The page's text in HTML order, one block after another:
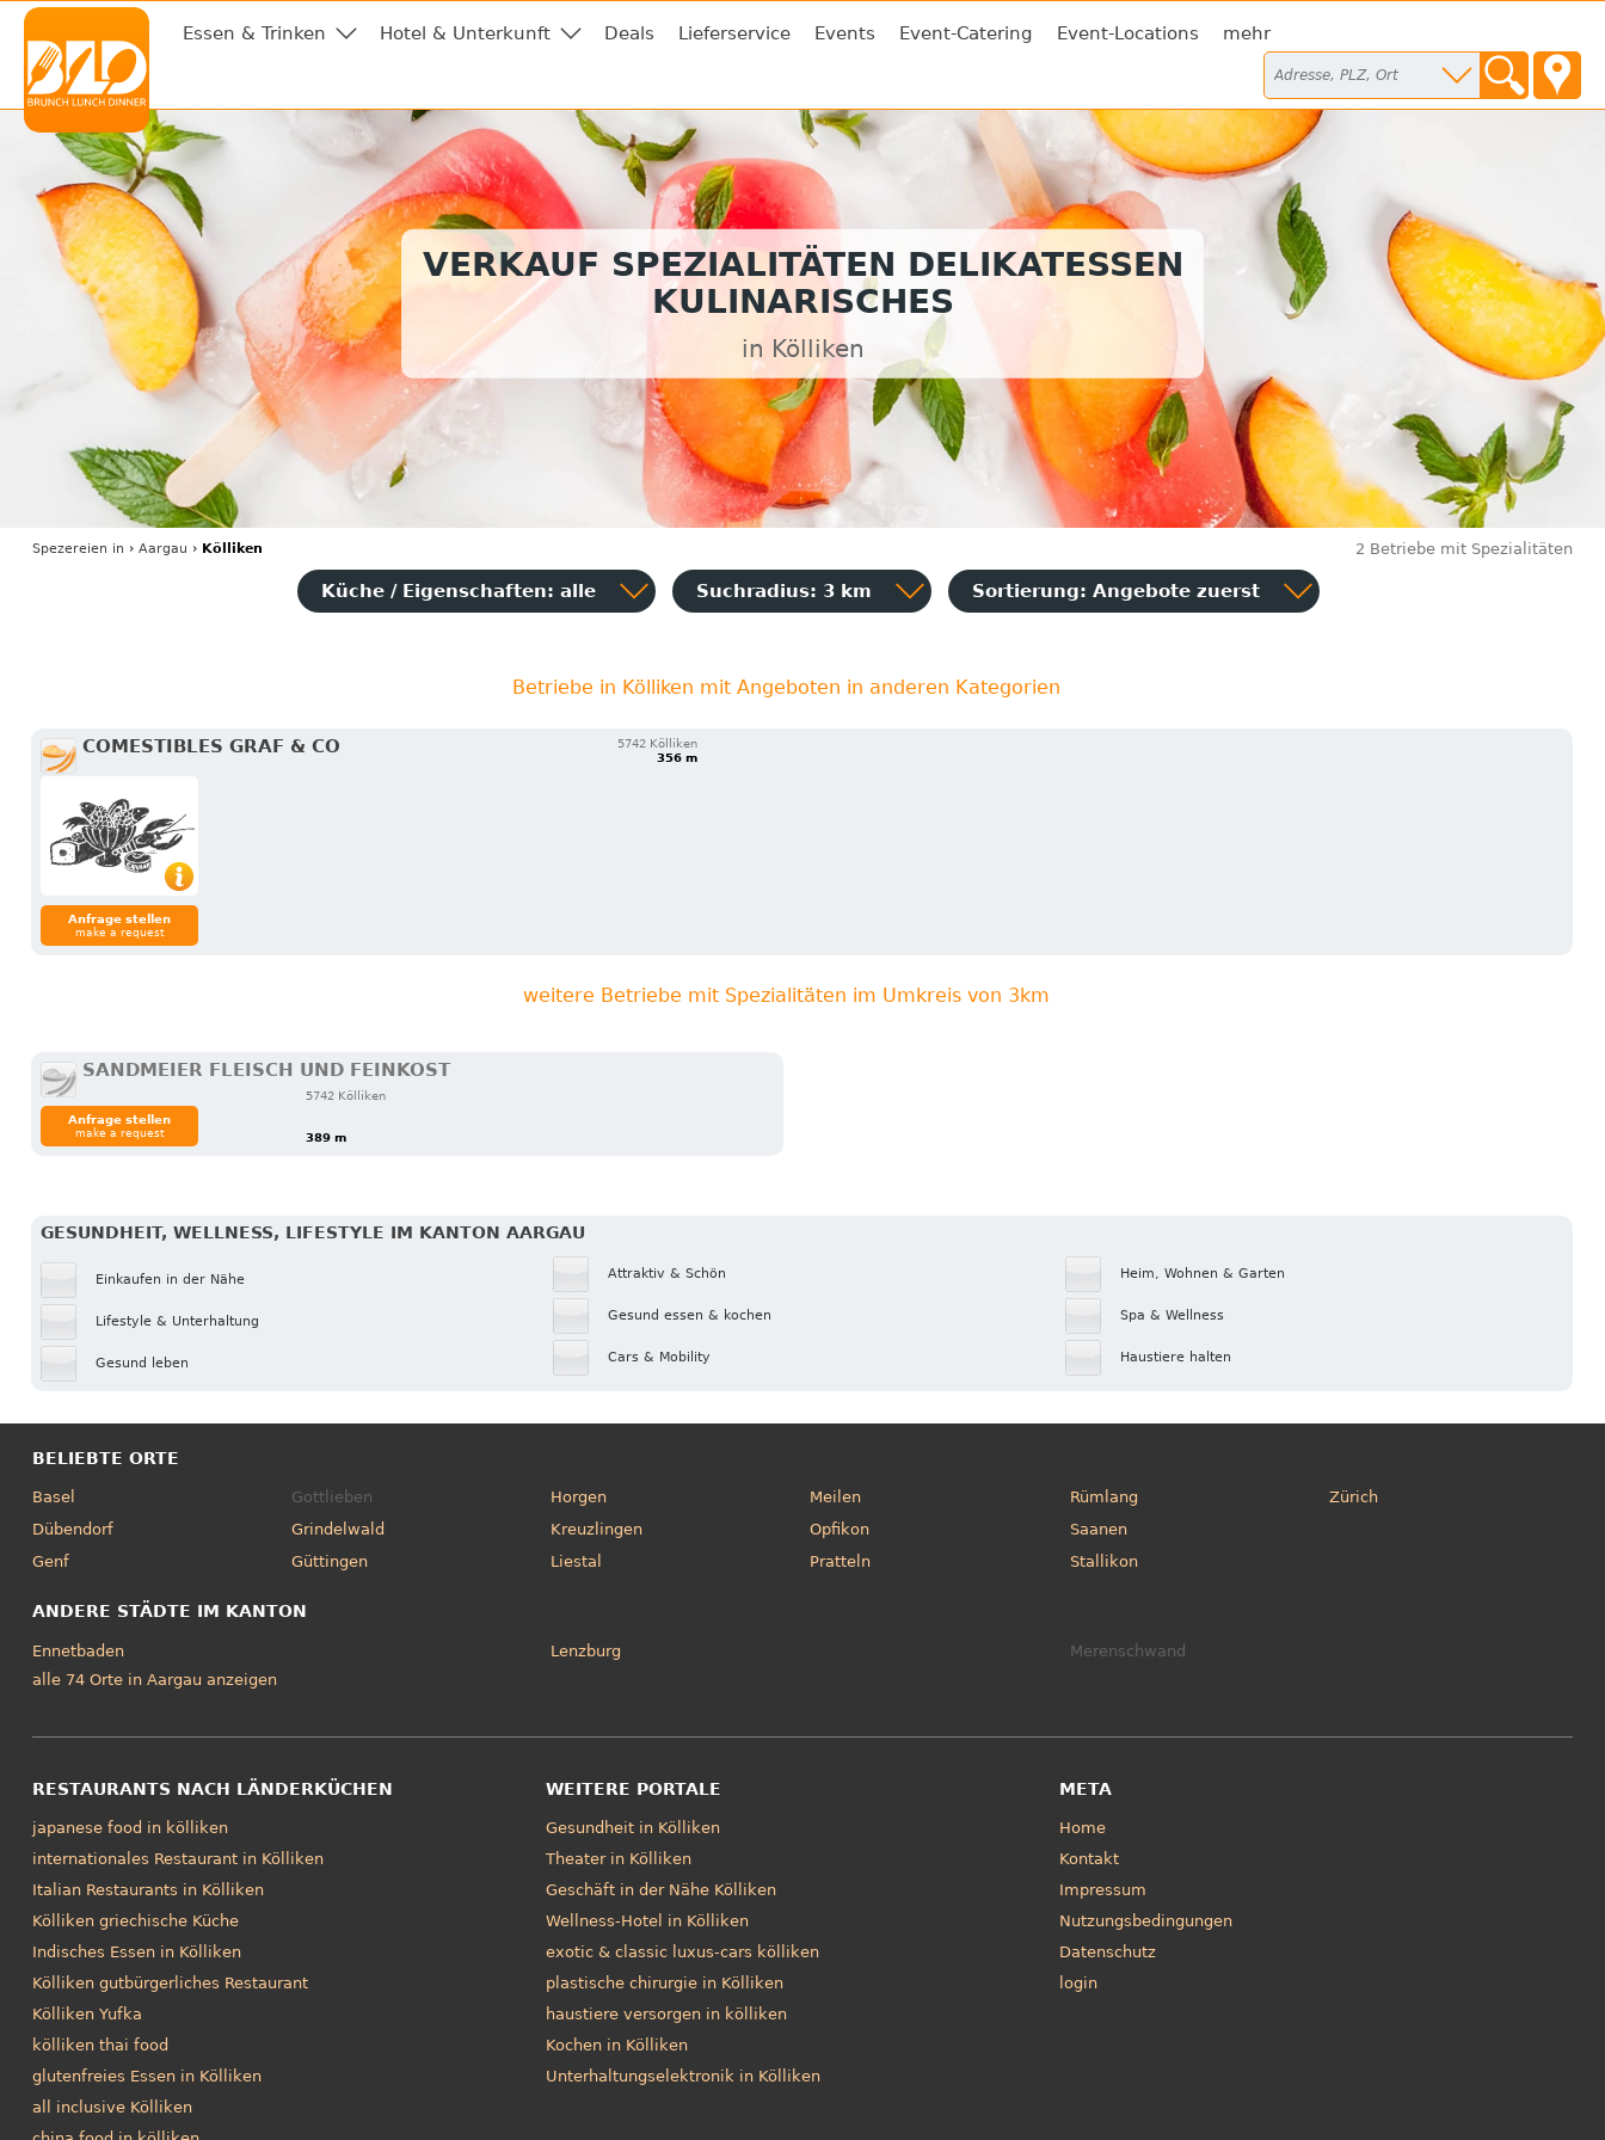
Essen & Trinken Hotel & Unterkunft Deals Lieferservice Events Event-Catering Event-Locations mehr
VERKAUF SPEZIALITÄTEN DELIKATESSEN
KULINARISCHES
in Kölliken
Spezereien in › Aargau › Kölliken 2 Betriebe mit Spezialitäten
Küche / Eigenschaften: alle Suchradius: 3 km Sortierung: Angebote zuerst
Betriebe in Kölliken mit Angeboten in anderen Kategorien
COMESTIBLES GRAF & CO
5742 Kölliken
356 m
Anfrage stellen
make a request
weitere Betriebe mit Spezialitäten im Umkreis von 3km
SANDMEIER FLEISCH UND FEINKOST
5742 Kölliken
389 m
Anfrage stellen
make a request
GESUNDHEIT, WELLNESS, LIFESTYLE IM KANTON AARGAU
Einkaufen in der Nähe
Lifestyle & Unterhaltung
Gesund leben
Attraktiv & Schön
Gesund essen & kochen
Cars & Mobility
Heim, Wohnen & Garten
Spa & Wellness
Haustiere halten
BELIEBTE ORTE
Basel
Dübendorf
Genf
Gottlieben
Grindelwald
Güttingen
Horgen
Kreuzlingen
Liestal
Meilen
Opfikon
Pratteln
Rümlang
Saanen
Stallikon
Zürich
ANDERE STÄDTE IM KANTON
Ennetbaden Lenzburg
Merenschwand
alle 74 Orte in Aargau anzeigen
RESTAURANTS NACH LÄNDERKÜCHEN
japanese food in kölliken
internationales Restaurant in Kölliken
Italian Restaurants in Kölliken
Kölliken griechische Küche
Indisches Essen in Kölliken
Kölliken gutbürgerliches Restaurant
Kölliken Yufka
kölliken thai food
glutenfreies Essen in Kölliken
all inclusive Kölliken
WEITERE PORTALE
Gesundheit in Kölliken
Theater in Kölliken
Geschäft in der Nähe Kölliken
Wellness-Hotel in Kölliken
exotic & classic luxus-cars kölliken
plastische chirurgie in Kölliken
haustiere versorgen in kölliken
Kochen in Kölliken
Unterhaltungselektronik in Kölliken
META
Home
Kontakt
Impressum
Nutzungsbedingungen
Datenschutz
login